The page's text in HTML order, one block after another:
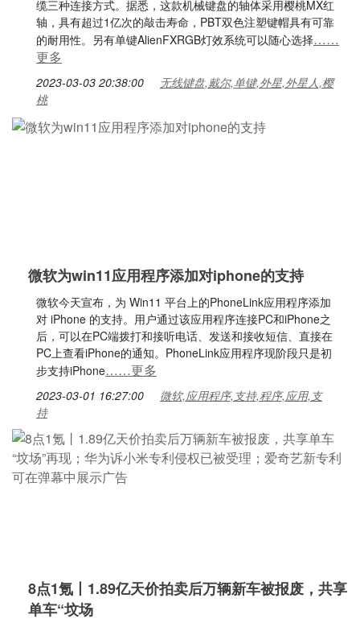
缆三种连接方式。据悉，这款机械键盘的轴体采用樱桃MX红
轴，具有超过1亿次的敲击寿命，PBT双色注塑键帽具有可靠
的耐用性。另有单键AlienFXRGB灯效系统可以随心选择……
更多
2023-03-03 20:38:00
无线键盘,戴尔,单键,外星,外星人,樱
桃
微软为win11应用程序添加对iphone的支持
微软今天宣布，为 Win11 平台上的PhoneLink应用程序添加
对 iPhone 的支持。用户通过该应用程序连接PC和iPhone之
后，可以在PC端拨打和接听电话、发送和接收短信、直接在
PC上查看iPhone的通知。PhoneLink应用程序现阶段只是初
步支持iPhone……更多
2023-03-01 16:27:00
微软,应用程序,支持,程序,应用,支
持
8点1氪丨1.89亿天价拍卖后万辆新车被报废，共享
单车“坟场